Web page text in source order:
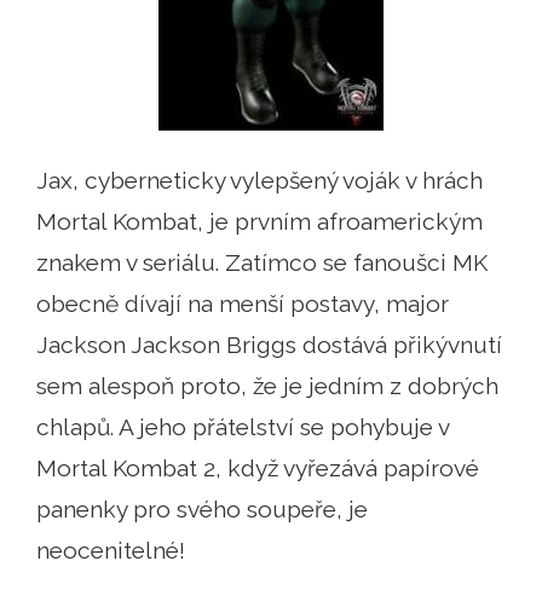
Jax, cyberneticky vylepšený voják v hrách
Mortal Kombat, je prvním afroamerickým
znakem v seriálu. Zatímco se fanoušci MK
obecně dívají na menší postavy, major
Jackson Jackson Briggs dostává přikývnutí
sem alespoň proto, že je jedním z dobrých
chlapů. A jeho přátelství se pohybuje v
Mortal Kombat 2, když vyřezává papírové
panenky pro svého soupeře, je
neocenitelné!